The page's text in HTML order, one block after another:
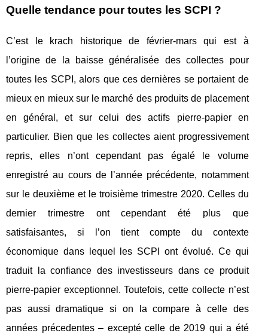
Quelle tendance pour toutes les SCPI ?
C’est le krach historique de février-mars qui est à
l’origine de la baisse généralisée des collectes pour
toutes les SCPI, alors que ces dernières se portaient de
mieux en mieux sur le marché des produits de placement
en général, et sur celui des actifs pierre-papier en
particulier. Bien que les collectes aient progressivement
repris, elles n’ont cependant pas égalé le volume
enregistré au cours de l’année précédente, notamment
sur le deuxième et le troisième trimestre 2020. Celles du
dernier trimestre ont cependant été plus que
satisfaisantes, si l’on tient compte du contexte
économique dans lequel les SCPI ont évolué. Ce qui
traduit la confiance des investisseurs dans ce produit
pierre-papier exceptionnel. Toutefois, cette collecte n’est
pas aussi dramatique si on la compare à celle des
années précedentes – excepté celle de 2019 qui a été